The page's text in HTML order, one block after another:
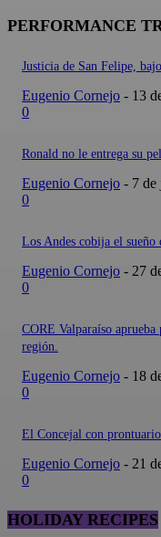
PERFORMANCE
Justicia de San Felipe,
Eugenio Cornejo - 13
0
Ronald no le entrega su
Eugenio Cornejo - 7 de
0
Los Andes cobija el
Eugenio Cornejo - 27
0
CORE Valparaíso
región.
Eugenio Cornejo - 18
0
El Concejal con
Eugenio Cornejo - 21
0
HOLIDAY RECIPES